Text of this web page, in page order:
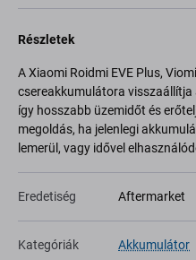
Részletek
A Xiaomi Roidmi EVE Plus,
csereakkumulátora visszaállítja
így hosszabb üzemidőt és
megoldás, ha jelenlegi
lemerül, vagy idővel
Eredetiség Aftermarket
Kategóriák Akkumulátor